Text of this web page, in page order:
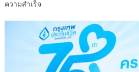
ความสำเร็จ